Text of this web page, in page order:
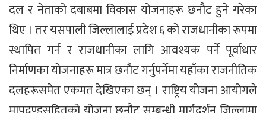
दल र नेताको दबाबमा विकास योजनाहरू छनौट हुने गरेका
थिए । तर यसपाली जिल्लालाई प्रदेश ६ को राजधानीका रूपमा
स्थापित गर्न र राजधानीका लागि आवश्यक पर्ने पूर्वाधार
निर्माणका योजनाहरू मात्र छनौट गर्नुपर्नेमा यहाँका राजनीतिक
दलहरूसमेत एकमत देखिएका छन् । राष्ट्रिय योजना आयोगले